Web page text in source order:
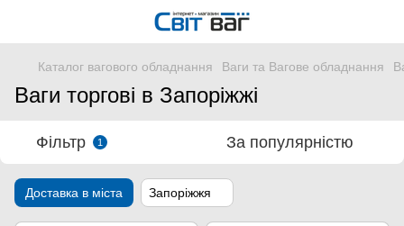
Каталог вагового обладнання Ваги та Вагове обладнання
Ваги торгові в Запоріжжі
Фільтр 1 За популярністю
Доставка в міста Запоріжжя